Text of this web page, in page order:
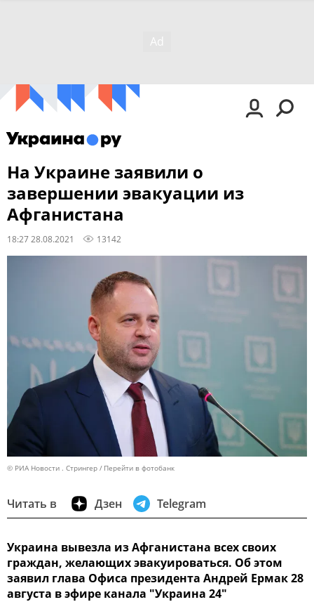
На Украине заявили о
завершении эвакуации из
Афганистана
18:27 28.08.2021 13142
© РИА Новости . Стрингер Перейти в фотобанк
Читать в Дзен Telegram
Украина вывезла из Афганистана всех своих
граждан, желающих эвакуироваться. Об этом
заявил глава Офиса президента Андрей Ермак 28
августа в эфире канала "Украина 24"